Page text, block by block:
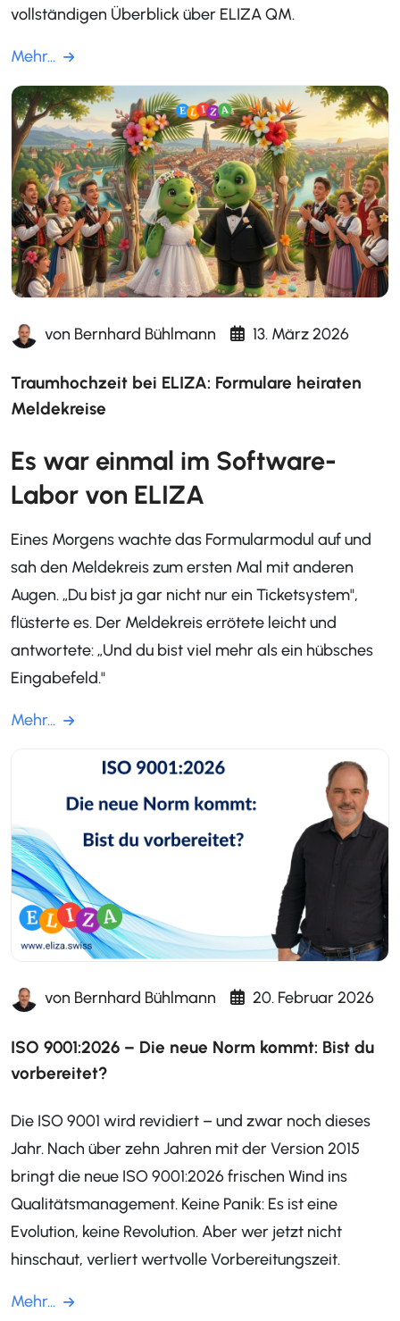
vollständigen Überblick über ELIZA QM.
Mehr...
von Bernhard Bühlmann 13. März 2026
Traumhochzeit bei ELIZA: Formulare heiraten
Meldekreise
Es war einmal im Software-
Labor von ELIZA
Eines Morgens wachte das Formularmodul auf und
sah den Meldekreis zum ersten Mal mit anderen
Augen. „Du bist ja gar nicht nur ein Ticketsystem",
flüsterte es. Der Meldekreis errötete leicht und
antwortete: „Und du bist viel mehr als ein hübsches
Eingabefeld."
Mehr...
von Bernhard Bühlmann 20. Februar 2026
ISO 9001:2026 – Die neue Norm kommt: Bist du
vorbereitet?
Die ISO 9001 wird revidiert – und zwar noch dieses
Jahr. Nach über zehn Jahren mit der Version 2015
bringt die neue ISO 9001:2026 frischen Wind ins
Qualitätsmanagement. Keine Panik: Es ist eine
Evolution, keine Revolution. Aber wer jetzt nicht
hinschaut, verliert wertvolle Vorbereitungszeit.
Mehr...